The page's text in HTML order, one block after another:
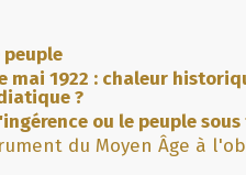
mai 1922 : chaleur
?
ou le peuple
du Moyen Âge à